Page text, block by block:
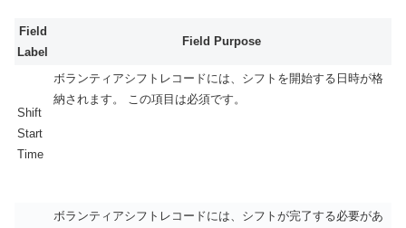
Field
Label
Field Purpose
Shift
Start
Time
ボランティアシフトレコードには、シフトを開始する日時が格
納されます。 この項目は必須です。
ボランティアシフトレコードには、シフトが完了する必要があ